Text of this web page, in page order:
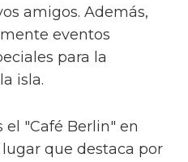
amigos. Además,
eventos
para la
isla.
"Café Berlin" en
que destaca por